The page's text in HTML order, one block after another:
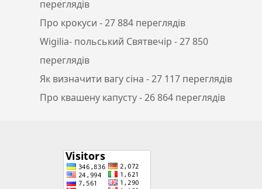
переглядів
Про крокуси - 27 884 переглядів
Wigilia- польський Святвечір - 27 850
переглядів
Як визначити вагу сіна - 27 117 переглядів
Про квашену капусту- 26 864 переглядів